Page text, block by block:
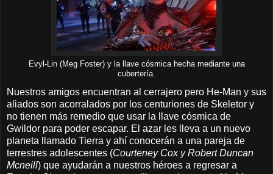
Evyl-Lin (Meg Foster) y la llave cósmica hecha mediante una
cubertería.
Nuestros amigos encuentran al cerrajero pero He-Man y sus
aliados son acorralados por los centuriones de Skeletor y
no tienen más remedio que usar la llave cósmica de
Gwildor para poder escapar. El azar les lleva a un nuevo
planeta llamado Tierra y ahí conocerán a una pareja de
terrestres adolescentes (Courteney Cox y Robert Duncan
Mcneill) que ayudarán a nuestros héroes a regresar a